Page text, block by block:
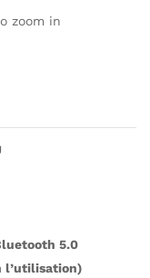
zoom in
5.0
l’utilisation)